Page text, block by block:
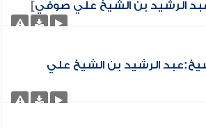
الرشيد بن الشيخ علي صوفي]
الرشيد بن الشيخ علي